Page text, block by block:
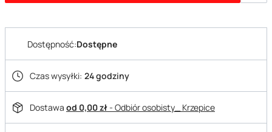
Dostępność:Dostępne
Czas wysyłki: 24 godziny
Dostawa od 0,00 zł- Odbiór osobisty_ Krzepice